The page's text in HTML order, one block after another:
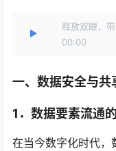
释放双眼，
00:00
一、 数据安全与共
1． 数据要素流通
在当今数字化时代，